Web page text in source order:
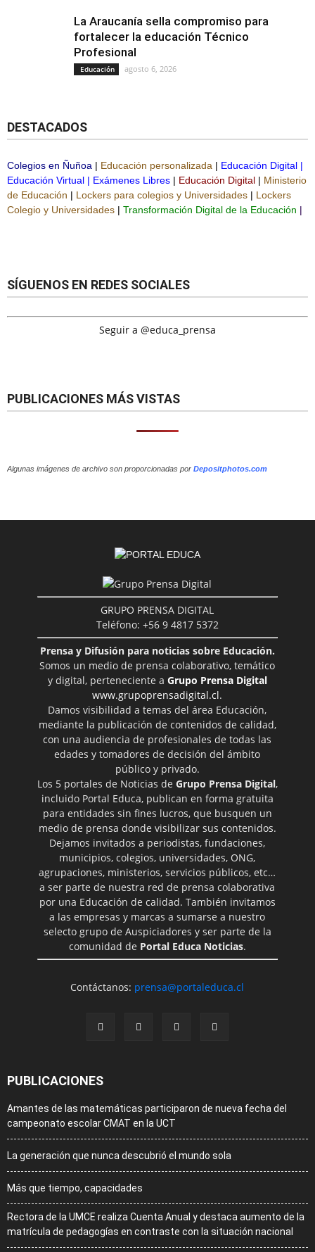
La Araucanía sella compromiso para
fortalecer la educación Técnico
Profesional
Educación agosto 6, 2026
DESTACADOS
Colegios en Ñuñoa | Educación personalizada | Educación Digital |
Educación Virtual | Exámenes Libres | Educación Digital | Ministerio
de Educación | Lockers para colegios y Universidades | Lockers
Colegio y Universidades | Transformación Digital de la Educación |
SÍGUENOS EN REDES SOCIALES
Seguir a @educa_prensa
PUBLICACIONES MÁS VISTAS
Algunas imágenes de archivo son proporcionadas por Depositphotos.com
GRUPO PRENSA DIGITAL
Teléfono: +56 9 4817 5372
Prensa y Difusión para noticias sobre Educación.
Somos un medio de prensa colaborativo, temático
y digital, perteneciente a Grupo Prensa Digital
www.grupoprensadigital.cl.
Damos visibilidad a temas del área Educación,
mediante la publicación de contenidos de calidad,
con una audiencia de profesionales de todas las
edades y tomadores de decisión del ámbito
público y privado.
Los 5 portales de Noticias de Grupo Prensa Digital,
incluido Portal Educa, publican en forma gratuita
para entidades sin fines lucros, que busquen un
medio de prensa donde visibilizar sus contenidos.
Dejamos invitados a periodistas, fundaciones,
municipios, colegios, universidades, ONG,
agrupaciones, ministerios, servicios públicos, etc…
a ser parte de nuestra red de prensa colaborativa
por una Educación de calidad. También invitamos
a las empresas y marcas a sumarse a nuestro
selecto grupo de Auspiciadores y ser parte de la
comunidad de Portal Educa Noticias.
Contáctanos: prensa@portaleduca.cl
PUBLICACIONES
Amantes de las matemáticas participaron de nueva fecha del
campeonato escolar CMAT en la UCT
La generación que nunca descubrió el mundo sola
Más que tiempo, capacidades
Rectora de la UMCE realiza Cuenta Anual y destaca aumento de la
matrícula de pedagogías en contraste con la situación nacional